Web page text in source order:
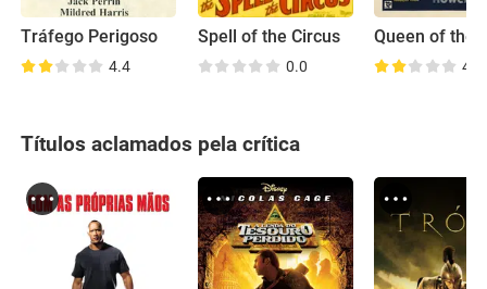
Tráfego Perigoso
4.4
Spell of the Circus
0.0 4.0
Títulos aclamados pela crítica